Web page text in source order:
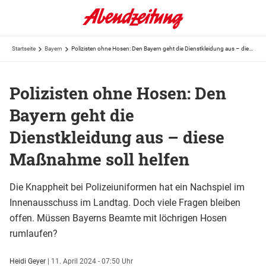
Startseite Bayern
Polizisten ohne Hosen: Den
Bayern geht die
Dienstkleidung aus – diese
Maßnahme soll helfen
Die Knappheit bei Polizeiuniformen hat ein Nachspiel im
Innenausschuss im Landtag. Doch viele Fragen bleiben
offen. Müssen Bayerns Beamte mit löchrigen Hosen
rumlaufen?
Heidi Geyer | 11. April 2024 - 07:50 Uhr